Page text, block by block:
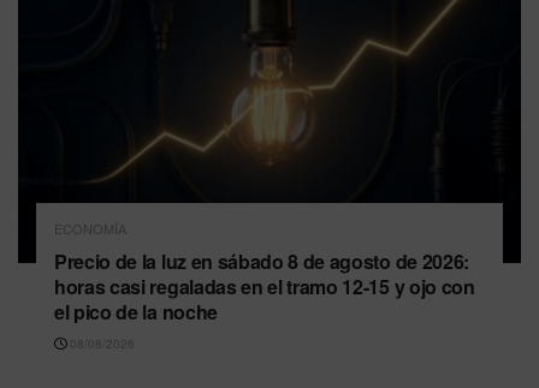
ECONOMÍA
Precio de la luz en sábado 8 de agosto de 2026:
horas casi regaladas en el tramo 12-15 y ojo con
el pico de la noche
08/08/2026